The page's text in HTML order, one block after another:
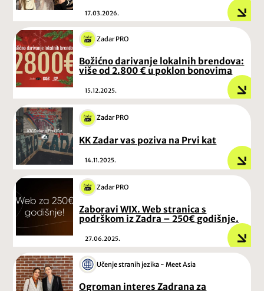
17.03.2026.
Zadar PRO
Božićno darivanje lokalnih brendova:
više od 2.800 € u poklon bonovima
15.12.2025.
Zadar PRO
KK Zadar vas poziva na Prvi kat
14.11.2025.
Zadar PRO
Zaboravi WIX. Web stranica s
podrškom iz Zadra – 250€ godišnje.
27.06.2025.
Učenje stranih jezika - Meet Asia
Ogroman interes Zadrana za